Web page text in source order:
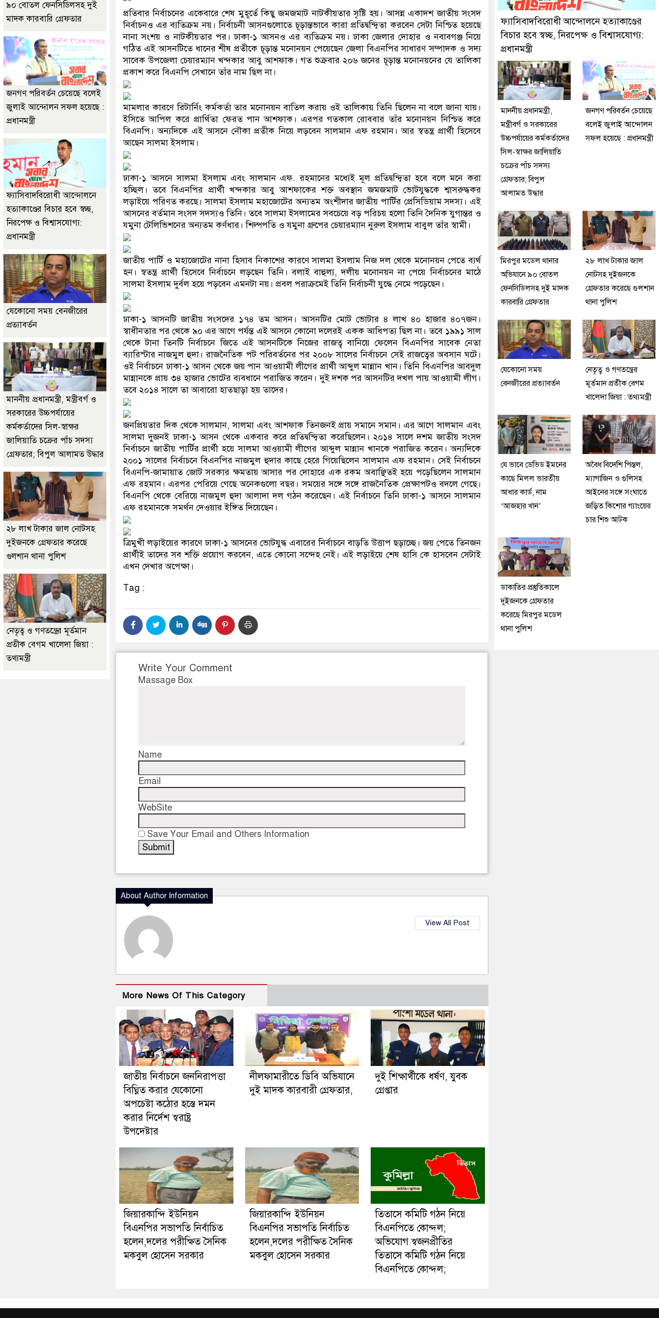
ডাকাতির প্রস্তুতিকালে দুইজনকে গ্রেফতার করেছে মিরপুর মডেল থানা পুলিশ
প্রতিবার নির্বাচনের একেবারে শেষ মুহূর্তে কিছু জমজমাট নাটকীয়তার সৃষ্টি হয়। আসন্ন একাদশ জাতীয় সংসদ
নির্বাচনও এর ব্যতিক্রম নয়। নির্বাচনী আসনগুলোতে চূড়ান্তভাবে কারা প্রতিদ্বন্দ্বিতা করবেন সেটা নিশ্চিত হয়েছে
নানা সংশয় ও নাটকীয়তার পর। ঢাকা-১ আসনও এর ব্যতিক্রম নয়। ঢাকা জেলার দোহার ও নবাবগঞ্জ নিয়ে
গঠিত এই আসনটিতে ধানের শীষ প্রতীকে চূড়ান্ত মনোনয়ন পেয়েছেন জেলা বিএনপির সাধারণ সম্পাদক ও সদ্য
সাবেক উপজেলা চেয়ারম্যান খন্দকার আবু আশফাক। গত শুক্রবার ২০৬ জনের চূড়ান্ত মনোনয়নের যে তালিকা
প্রকাশ করে বিএনপি সেখানে তাঁর নাম ছিল না।
মামলার কারণে রিটার্নিং কর্মকর্তা তার মনোনয়ন বাতিল করায় ওই তালিকায় তিনি ছিলেন না বলে জানা যায়।
ইসিতে আপিল করে প্রার্থিতা ফেরত পান আশফাক। এরপর গতকাল রোববার তাঁর মনোনয়ন নিশ্চিত করে
বিএনপি। অন্যদিকে এই আসনে নৌকা প্রতীক নিয়ে লড়বেন সালমান এফ রহমান। আর স্বতন্ত্র প্রার্থী হিসেবে
আছেন সালমা ইসলাম।
ঢাকা-১ আসনে সালমা ইসলাম এবং সালমান এফ. রহমানের মধ্যেই মূল প্রতিদ্বন্দ্বিতা হবে বলে মনে করা
হচ্ছিল। তবে বিএনপির প্রার্থী খন্দকার আবু আশফাকের শক্ত অবস্থান জমজমাট ভোটযুদ্ধকে শ্বাসরুদ্ধকর
লড়াইয়ে পরিণত করছে। সালমা ইসলাম মহাজোটের অন্যতম অংশীদার জাতীয় পার্টির প্রেসিডিয়াম সদস্য। এই
আসনের বর্তমান সংসদ সদস্যও তিনি। তবে সালমা ইসলামের সবচেয়ে বড় পরিচয় হলো তিনি দৈনিক যুগান্তর ও
যমুনা টেলিভিশনের অন্যতম কর্ণধার। শিল্পপতি ও যমুনা গ্রুপের চেয়ারম্যান নুরুল ইসলাম বাবুল তাঁর স্বামী।
জাতীয় পার্টি ও মহাজোটের নানা হিসাব নিকাশের কারণে সালমা ইসলাম নিজ দল থেকে মনোনয়ন পেতে ব্যর্থ
হন। স্বতন্ত্র প্রার্থী হিসেবে নির্বাচনে লড়ছেন তিনি। বলাই বাহুল্য, দলীয় মনোনয়ন না পেয়ে নির্বাচনের মাঠে
সালমা ইসলাম দুর্বল হয়ে পড়বেন এমনটা নয়। প্রবল পরাক্রমেই তিনি নির্বাচনী যুদ্ধে নেমে পড়েছেন।
ঢাকা-১ আসনটি জাতীয় সংসদের ১৭৪ তম আসন। আসনটির মোট ভোটার ৪ লাখ ৪০ হাজার ৪০৭জন।
স্বাধীনতার পর থেকে ৯০ এর আগে পর্যন্ত এই আসনে কোনো দলেরই একক আধিপত্য ছিল না। তবে ১৯৯১ সাল
থেকে টানা তিনটি নির্বাচনে জিতে এই আসনটিকে নিজের রাজত্ব বানিয়ে ফেলেন বিএনপির সাবেক নেতা
ব্যারিস্টার নাজমুল হুদা। রাজনৈতিক পট পরিবর্তনের পর ২০০৮ সালের নির্বাচনে সেই রাজত্বের অবসান ঘটে।
ওই নির্বাচনে ঢাকা-১ আসন থেকে জয় পান আওয়ামী লীগের প্রার্থী আব্দুল মান্নান খান। তিনি বিএনপির আবদুল
মান্নানকে প্রায় ৩৪ হাজার ভোটের ব্যবধানে পরাজিত করেন। দুই দশক পর আসনটির দখল পায় আওয়ামী লীগ।
তবে ২০১৪ সালে তা আবারো হাতছাড়া হয় তাদের।
জনপ্রিয়তার দিক থেকে সালমান, সালমা এবং আশফাক তিনজনই প্রায় সমানে সমান। এর আগে সালমান এবং
সালমা দুজনই ঢাকা-১ আসন থেকে একবার করে প্রতিদ্বন্দ্বিতা করেছিলেন। ২০১৪ সালে দশম জাতীয় সংসদ
নির্বাচনে জাতীয় পার্টির প্রার্থী হয়ে সালমা আওয়ামী লীগের আব্দুল মান্নান খানকে পরাজিত করেন। অন্যদিকে
২০০১ সালের নির্বাচনে বিএনপির নাজমুল হুদার কাছে হেরে গিয়েছিলেন সালমান এফ রহমান। সেই নির্বাচনে
বিএনপি-জামায়াত জোট সরকার ক্ষমতায় আসার পর দোহারে এক রকম অবাঞ্ছিতই হয়ে পড়েছিলেন সালমান
এফ রহমান। এরপর পেরিয়ে গেছে অনেকগুলো বছর। সময়ের সঙ্গে সঙ্গে রাজনৈতিক প্রেক্ষাপটও বদলে গেছে।
বিএনপি থেকে বেরিয়ে নাজমুল হুদা আলাদা দল গঠন করেছেন। এই নির্বাচনে তিনি ঢাকা-১ আসনে সালমান
এফ রহমানকে সমর্থন দেওয়ার ইঙ্গিত দিয়েছেন।
ত্রিমুখী লড়াইয়ের কারণে ঢাকা-১ আসনের ভোটযুদ্ধ এবারের নির্বাচনে বাড়তি উত্তাপ ছড়াচ্ছে। জয় পেতে তিনজন
প্রার্থীই তাদের সব শক্তি প্রয়োগ করবেন, এতে কোনো সন্দেহ নেই। এই লড়াইয়ে শেষ হাসি কে হাসবেন সেটাই
এখন দেখার অপেক্ষা।
Tag :
Write Your Comment
Massage Box
Name
Email
WebSite
Save Your Email and Others Information
About Author Information
View All Post
More News Of This Category
জাতীয় নির্বাচনে জননিরাপত্তা
বিঘ্নিত করার যেকোনো
অপচেষ্টা কঠোর হস্তে দমন
করার নির্দেশ স্বরাষ্ট্র
উপদেষ্টার
নীলফামারীতে ডিবি অভিযানে
দুই মাদক কারবারী গ্রেফতার,
দুই শিক্ষার্থীকে ধর্ষণ, যুবক
গ্রেপ্তার
জিয়ারকান্দি ইউনিয়ন
বিএনপির সভাপতি নির্বাচিত
হলেন,দলের পরীক্ষিত সৈনিক
মকবুল হোসেন সরকার
জিয়ারকান্দি ইউনিয়ন
বিএনপির সভাপতি নির্বাচিত
হলেন,দলের পরীক্ষিত সৈনিক
মকবুল হোসেন সরকার
তিতাসে কমিটি গঠন নিয়ে
বিএনপিতে কোন্দল;
অভিযোগ স্বজনপ্রীতির
তিতাসে কমিটি গঠন নিয়ে
বিএনপিতে কোন্দল;
৯০ বোতল ফেনসিডিলসহ দুই
মাদক কারবারি গ্রেফতার
জনগণ পরিবর্তন চেয়েছে বলেই
জুলাই আন্দোলন সফল হয়েছে :
প্রধানমন্ত্রী
ফ্যাসিবাদবিরোধী আন্দোলনে
হত্যাকাণ্ডের বিচার হবে স্বচ্ছ,
নিরপেক্ষ ও বিশ্বাসযোগ্য:
প্রধানমন্ত্রী
যেকোনো সময় বেনজীরের
প্রত্যাবর্তন
মাননীয় প্রধানমন্ত্রী, মন্ত্রীবর্গ ও
সরকারের উচ্চপর্যায়ের
কর্মকর্তাদের সিল-স্বাক্ষর
জালিয়াতি চক্রের পাঁচ সদস্য
গ্রেফতার; বিপুল আলামত উদ্ধার
২৮ লাখ টাকার জাল নোটসহ
দুইজনকে গ্রেফতার করেছে
গুলশান থানা পুলিশ
নেতৃত্ব ও গণতন্ত্রের মূর্তমান
প্রতীক বেগম খালেদা জিয়া :
তথ্যমন্ত্রী
ফ্যাসিবাদবিরোধী আন্দোলনে হত্যাকাণ্ডের
বিচার হবে স্বচ্ছ, নিরপেক্ষ ও বিশ্বাসযোগ্য:
প্রধানমন্ত্রী
মাননীয় প্রধানমন্ত্রী,
মন্ত্রীবর্গ ও সরকারের
উচ্চপর্যায়ের কর্মকর্তাদের
সিল-স্বাক্ষর জালিয়াতি
চক্রের পাঁচ সদস্য
গ্রেফতার; বিপুল
আলামত উদ্ধার
জনগণ পরিবর্তন চেয়েছে
বলেই জুলাই আন্দোলন
সফল হয়েছে : প্রধানমন্ত্রী
মিরপুর মডেল থানার
অভিযানে ৯০ বোতল
ফেনসিডিলসহ দুই মাদক
কারবারি গ্রেফতার
২৮ লাখ টাকার জাল
নোটসহ দুইজনকে
গ্রেফতার করেছে গুলশান
থানা পুলিশ
যেকোনো সময়
বেনজীরের প্রত্যাবর্তন
নেতৃত্ব ও গণতন্ত্রের
মূর্তমান প্রতীক বেগম
খালেদা জিয়া : তথ্যমন্ত্রী
যে ভাবে ডেভিড ইমনের
কাছে মিলল ভারতীয়
আধার কার্ড, নাম
‘আজহার খান’
অবৈধ বিদেশি পিস্তল,
ম্যাগাজিন ও গুলিসহ
আইনের সঙ্গে সংঘাতে
জড়িত কিশোর গ্যাংয়ের
চার শিশু আটক
ডাকাতির প্রস্তুতিকালে
দুইজনকে গ্রেফতার
করেছে মিরপুর মডেল
থানা পুলিশ